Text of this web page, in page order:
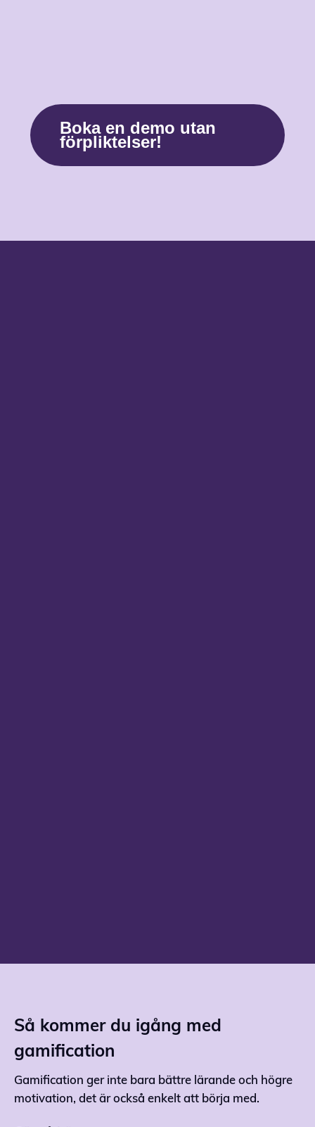
Boka en demo utan
förpliktelser!
Så kommer du igång med
gamification
Gamification ger inte bara bättre lärande och högre
motivation, det är också enkelt att börja med.